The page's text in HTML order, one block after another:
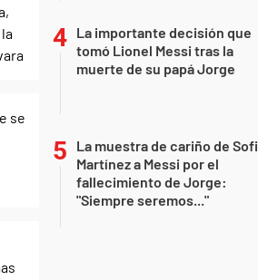
La importante decisión que
tomó Lionel Messi tras la
muerte de su papá Jorge
La muestra de cariño de Sofi
Martínez a Messi por el
fallecimiento de Jorge:
"Siempre seremos..."